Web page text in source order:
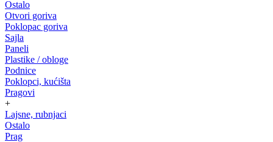
Ostalo
Otvori goriva
Poklopac goriva
Sajla
Paneli
Plastike / obloge
Podnice
Poklopci, kućišta
Pragovi
+
Lajsne, rubnjaci
Ostalo
Prag